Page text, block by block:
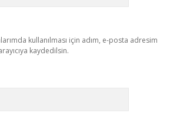
kullanılması için adım, e-posta adresim
kaydedilsin.